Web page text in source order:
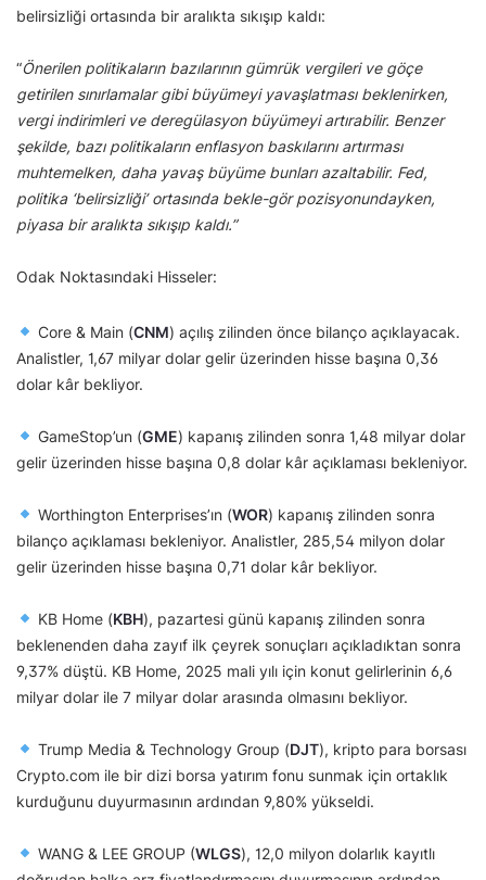
belirsizliği ortasında bir aralıkta sıkışıp kaldı:
“Önerilen politikaların bazılarının gümrük vergileri ve göçe
getirilen sınırlamalar gibi büyümeyi yavaşlatması beklenirken,
vergi indirimleri ve deregülasyon büyümeyi artırabilir. Benzer
şekilde, bazı politikaların enflasyon baskılarını artırması
muhtemelken, daha yavaş büyüme bunları azaltabilir. Fed,
politika ‘belirsizliği’ ortasında bekle-gör pozisyonundayken,
piyasa bir aralıkta sıkışıp kaldı.”
Odak Noktasındaki Hisseler:
Core & Main (CNM) açılış zilinden önce bilanço açıklayacak.
Analistler, 1,67 milyar dolar gelir üzerinden hisse başına 0,36
dolar kâr bekliyor.
GameStop’un (GME) kapanış zilinden sonra 1,48 milyar dolar
gelir üzerinden hisse başına 0,8 dolar kâr açıklaması bekleniyor.
Worthington Enterprises’ın (WOR) kapanış zilinden sonra
bilanço açıklaması bekleniyor. Analistler, 285,54 milyon dolar
gelir üzerinden hisse başına 0,71 dolar kâr bekliyor.
KB Home (KBH), pazartesi günü kapanış zilinden sonra
beklenenden daha zayıf ilk çeyrek sonuçları açıkladıktan sonra
9,37% düştü. KB Home, 2025 mali yılı için konut gelirlerinin 6,6
milyar dolar ile 7 milyar dolar arasında olmasını bekliyor.
Trump Media & Technology Group (DJT), kripto para borsası
Crypto.com ile bir dizi borsa yatırım fonu sunmak için ortaklık
kurduğunu duyurmasının ardından 9,80% yükseldi.
WANG & LEE GROUP (WLGS), 12,0 milyon dolarlık kayıtlı